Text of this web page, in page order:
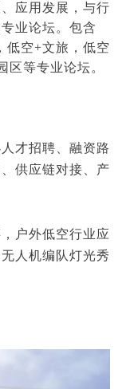
应用发展，与行
业论坛。包含
低空+文旅，低空
区等专业论坛。
才招聘、融资路
供应链对接、产
户外低空行业应
人机编队灯光秀